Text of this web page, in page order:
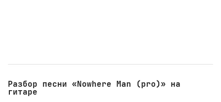
Разбор песни «Nowhere Man (pro)» на
гитаре